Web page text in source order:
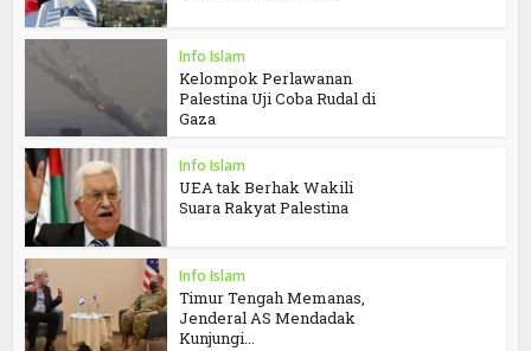
Info Islam
Kelompok Perlawanan
Palestina Uji Coba Rudal di
Gaza
Info Islam
UEA tak Berhak Wakili
Suara Rakyat Palestina
Info Islam
Timur Tengah Memanas,
Jenderal AS Mendadak
Kunjungi...